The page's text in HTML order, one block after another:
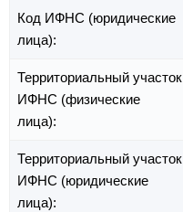
Код ИФНС (юридические
лица):
Территориальный участок
ИФНС (физические
лица):
Территориальный участок
ИФНС (юридические
лица):